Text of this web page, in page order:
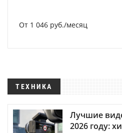
От 1 046 руб./месяц
ТЕХНИКА
Лучшие
2026 году: